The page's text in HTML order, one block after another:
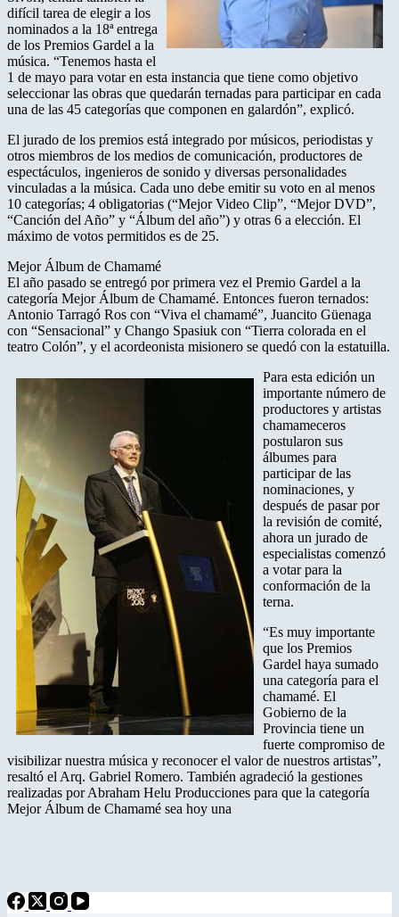
difícil tarea de elegir a los
nominados a la 18ª entrega
de los Premios Gardel a la
música. “Tenemos hasta el
1 de mayo para votar en esta instancia que tiene como objetivo
seleccionar las obras que quedarán ternadas para participar en cada
una de las 45 categorías que componen en galardón”, explicó.
El jurado de los premios está integrado por músicos, periodistas y
otros miembros de los medios de comunicación, productores de
espectáculos, ingenieros de sonido y diversas personalidades
vinculadas a la música. Cada uno debe emitir su voto en al menos
10 categorías; 4 obligatorias (“Mejor Video Clip”, “Mejor DVD”,
“Canción del Año” y “Álbum del año”) y otras 6 a elección. El
máximo de votos permitidos es de 25.
Mejor Álbum de Chamamé
El año pasado se entregó por primera vez el Premio Gardel a la
categoría Mejor Álbum de Chamamé. Entonces fueron ternados:
Antonio Tarragó Ros con “Viva el chamamé”, Juancito Güenaga
con “Sensacional” y Chango Spasiuk con “Tierra colorada en el
teatro Colón”, y el acordeonista misionero se quedó con la estatuilla.
Para esta edición un
importante número de
productores y artistas
chamameceros
postularon sus
álbumes para
participar de las
nominaciones, y
después de pasar por
la revisión de comité,
ahora un jurado de
especialistas comenzó
a votar para la
conformación de la
terna.
“Es muy importante
que los Premios
Gardel haya sumado
una categoría para el
chamamé. El
Gobierno de la
Provincia tiene un
fuerte compromiso de
visibilizar nuestra música y reconocer el valor de nuestros artistas”,
resaltó el Arq. Gabriel Romero. También agradeció la gestiones
realizadas por Abraham Helu Producciones para que la categoría
Mejor Álbum de Chamamé sea hoy una